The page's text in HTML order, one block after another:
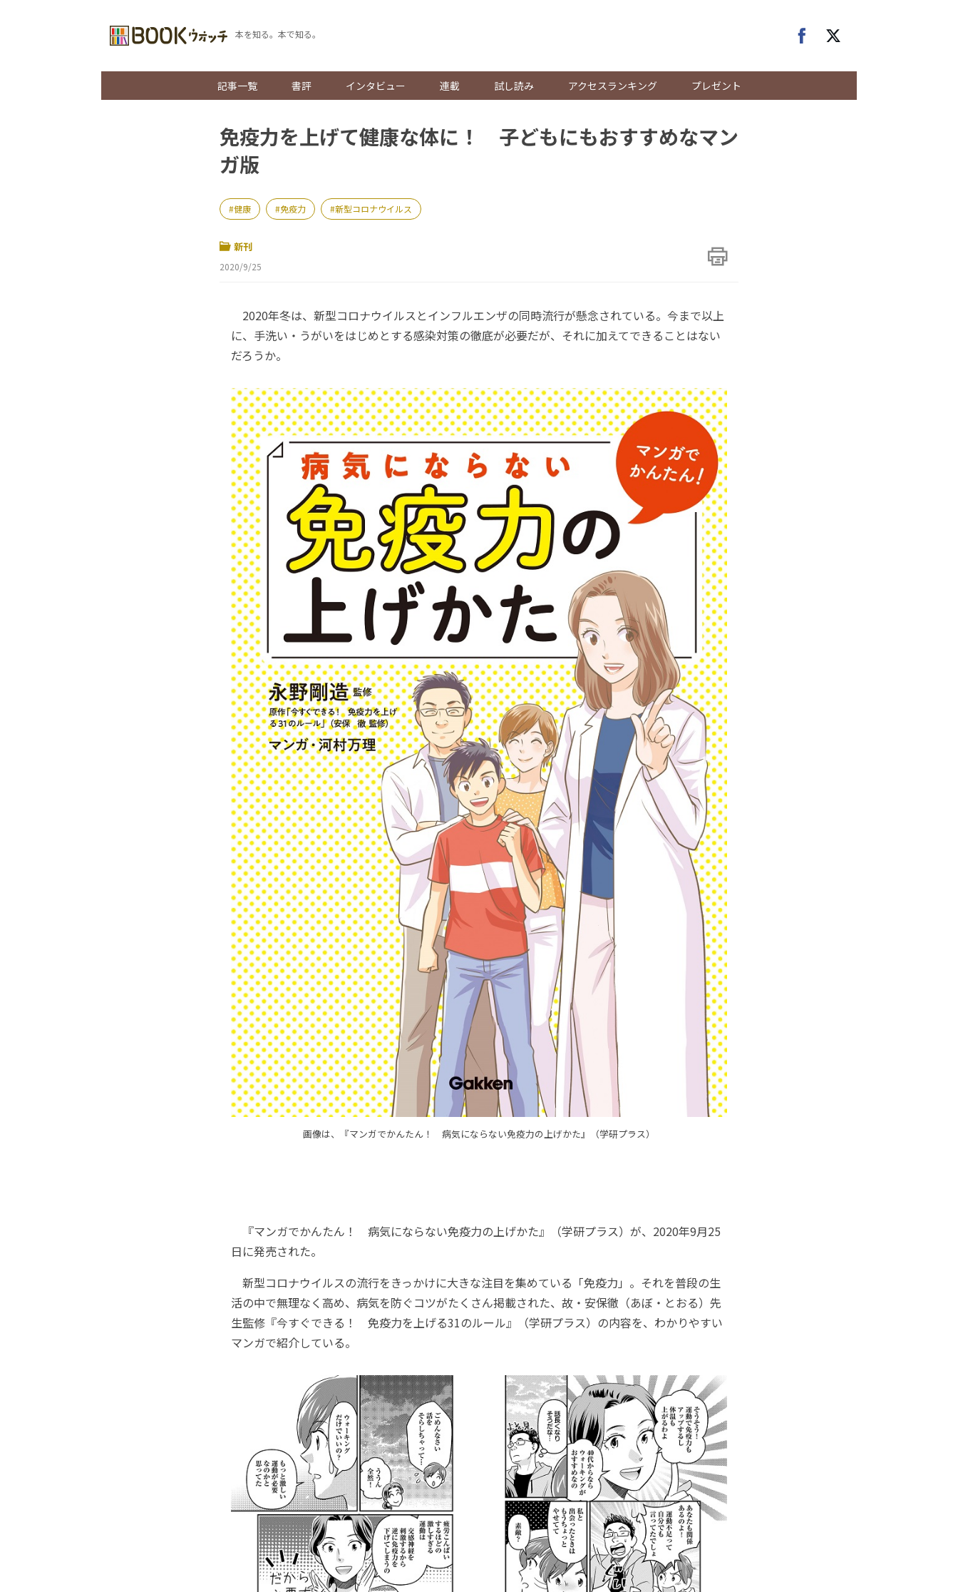
本を知る。本で知る。
記事一覧 書評 インタビュー 連載 試し読み アクセスランキング プレゼント
免疫力を上げて健康な体に！ 子どもにもおすすめなマン
ガ版
健康 免疫力 新型コロナウイルス
新刊
2020/9/25
2020年冬は、新型コロナウイルスとインフルエンザの同時流行が懸念されている。今まで以上
に、手洗い・うがいをはじめとする感染対策の徹底が必要だが、それに加えてできることはない
だろうか。
画像は、『マンガでかんたん！ 病気にならない免疫力の上げかた』（学研プラス）
『マンガでかんたん！ 病気にならない免疫力の上げかた』（学研プラス）が、2020年9月25
日に発売された。
新型コロナウイルスの流行をきっかけに大きな注目を集めている「免疫力」。それを普段の生
活の中で無理なく高め、病気を防ぐコツがたくさん掲載された、故・安保徹（あぼ・とおる）先
生監修『今すぐできる！ 免疫力を上げる31のルール』（学研プラス）の内容を、わかりやすい
マンガで紹介している。